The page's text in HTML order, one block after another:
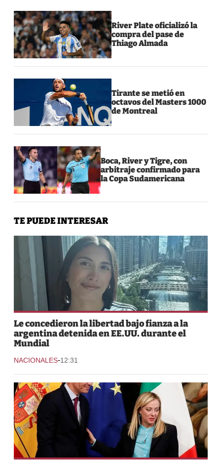
River Plate oficializó la
compra del pase de
Thiago Almada
Tirante se metió en
octavos del Masters 1000
de Montreal
Boca, River y Tigre, con
arbitraje confirmado para
la Copa Sudamericana
TE PUEDE INTERESAR
Le concedieron la libertad bajo fianza a la
argentina detenida en EE.UU. durante el
Mundial
NACIONALES-12:31